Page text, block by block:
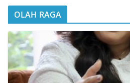
OLAH RAGA